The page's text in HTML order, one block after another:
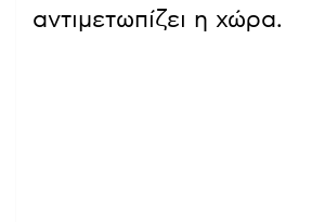
αντιμετωπίζει η χώρα.